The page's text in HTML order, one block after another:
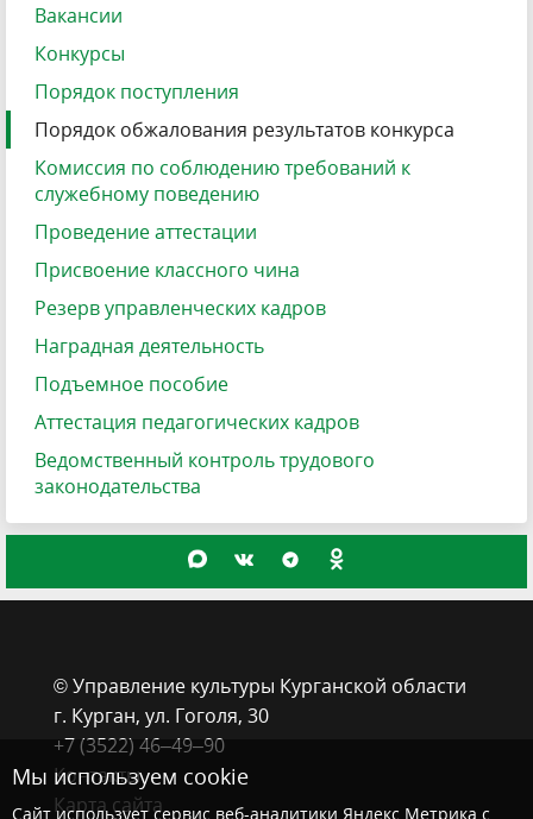
Вакансии
Конкурсы
Порядок поступления
Порядок обжалования результатов конкурса
Комиссия по соблюдению требований к
служебному поведению
Проведение аттестации
Присвоение классного чина
Резерв управленческих кадров
Наградная деятельность
Подъемное пособие
Аттестация педагогических кадров
Ведомственный контроль трудового
законодательства
© Управление культуры Курганской области
г. Курган, ​ул. Гоголя, 30
+7 (3522) 46‒49‒90
Контакты
Карта сайта
Мы используем cookie
Сайт использует сервис веб-аналитики Яндекс Метрика с